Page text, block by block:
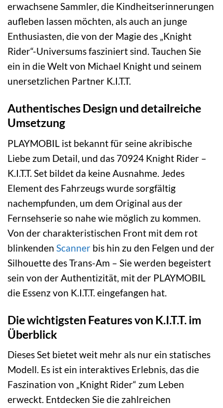
erwachsene Sammler, die Kindheitserinnerungen
aufleben lassen möchten, als auch an junge
Enthusiasten, die von der Magie des „Knight
Rider“-Universums fasziniert sind. Tauchen Sie
ein in die Welt von Michael Knight und seinem
unersetzlichen Partner K.I.T.T.
Authentisches Design und detailreiche
Umsetzung
PLAYMOBIL ist bekannt für seine akribische
Liebe zum Detail, und das 70924 Knight Rider –
K.I.T.T. Set bildet da keine Ausnahme. Jedes
Element des Fahrzeugs wurde sorgfältig
nachempfunden, um dem Original aus der
Fernsehserie so nahe wie möglich zu kommen.
Von der charakteristischen Front mit dem rot
blinkenden Scanner bis hin zu den Felgen und der
Silhouette des Trans-Am – Sie werden begeistert
sein von der Authentizität, mit der PLAYMOBIL
die Essenz von K.I.T.T. eingefangen hat.
Die wichtigsten Features von K.I.T.T. im
Überblick
Dieses Set bietet weit mehr als nur ein statisches
Modell. Es ist ein interaktives Erlebnis, das die
Faszination von „Knight Rider“ zum Leben
erweckt. Entdecken Sie die zahlreichen